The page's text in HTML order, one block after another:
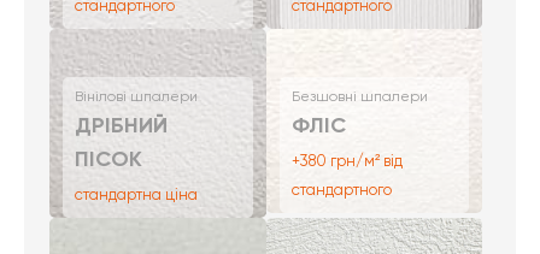
стандартного
стандартного
Вінілові шпалери
ДРІБНИЙ
ПІСОК
стандартна ціна
Безшовні шпалери
ФЛІС
+380 грн/м² від
стандартного